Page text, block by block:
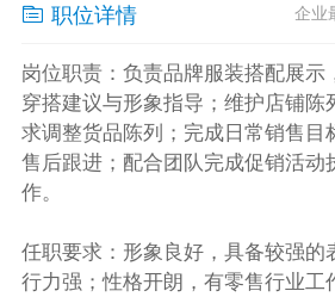
职位详情 企业
岗位职责：负责品牌服装搭配展示
穿搭建议与形象指导；维护店铺陈
求调整货品陈列；完成日常销售目
售后跟进；配合团队完成促销活动
作。
任职要求：形象良好，具备较强的
行力强；性格开朗，有零售行业工